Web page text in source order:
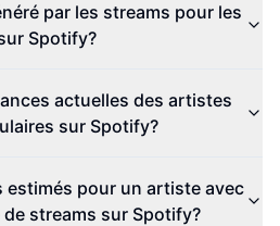
par les streams pour les
Spotify?
actuelles des artistes
sur Spotify?
estimés pour un artiste avec
streams sur Spotify?